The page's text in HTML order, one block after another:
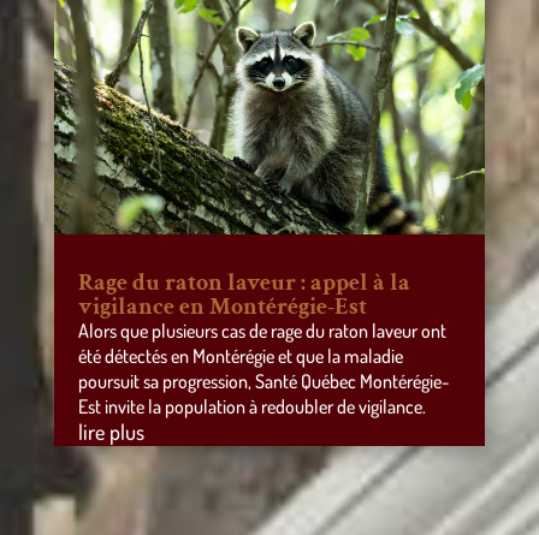
Rage du raton laveur : appel à la
vigilance en Montérégie-Est
Alors que plusieurs cas de rage du raton laveur ont
été détectés en Montérégie et que la maladie
poursuit sa progression, Santé Québec Montérégie-
Est invite la population à redoubler de vigilance.
lire plus